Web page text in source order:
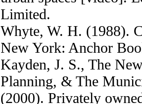
Limited.
Whyte, W. H. (1988).
New York: Anchor
Kayden, J. S., The
Planning, & The
(2000). Privately